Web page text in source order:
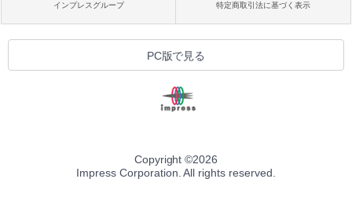
インプレスグループ 特定商取引法に基づく表示
PC版で見る
Copyright ©2026
Impress Corporation. All rights reserved.